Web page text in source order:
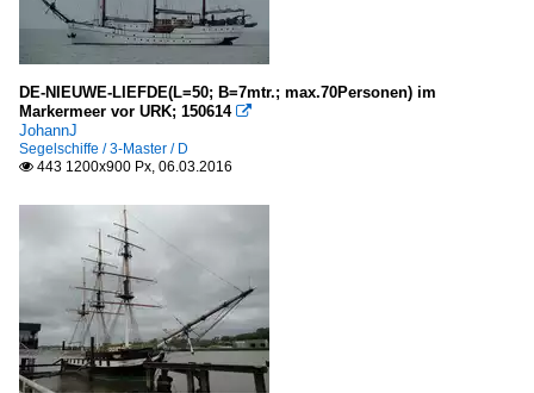
DE-NIEUWE-LIEFDE(L=50; B=7mtr.; max.70Personen) im
Markermeer vor URK; 150614 
JohannJ
Segelschiffe / 3-Master / D
 443 1200x900 Px, 06.03.2016